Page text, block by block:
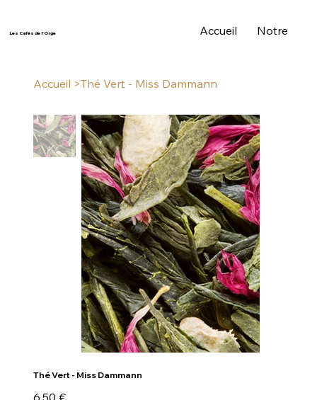
Les Cafés de l'Orge Accueil Notre
Accueil >Thé Vert - Miss Dammann
Thé Vert - Miss Dammann
Prix
6,50 €